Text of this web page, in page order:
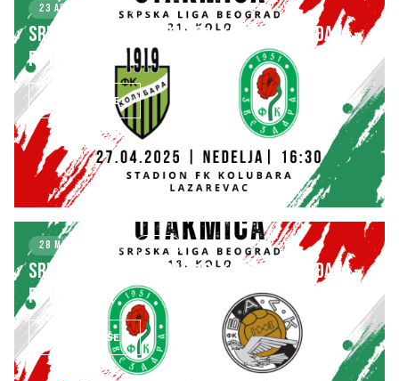
23 APRIL 2025 KLUB
SRPSKA LIGA – BEOGRAD 21. kolo: FK ZVEZDARA –
FK BASK TEK
SAZNAJ VIŠE
28 MARCH 2025 KLUB
SRPSKA LIGA – BEOGRAD 18. kolo: FK ZVEZDARA –
FK BASK TEK
SAZNAJ VIŠE